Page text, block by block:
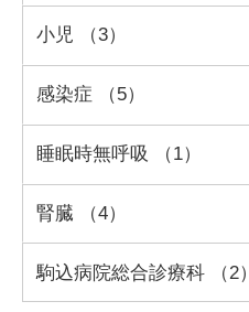
小児 （3）
感染症 （5）
睡眠時無呼吸 （1）
腎臓 （4）
駒込病院総合診療科 （2）